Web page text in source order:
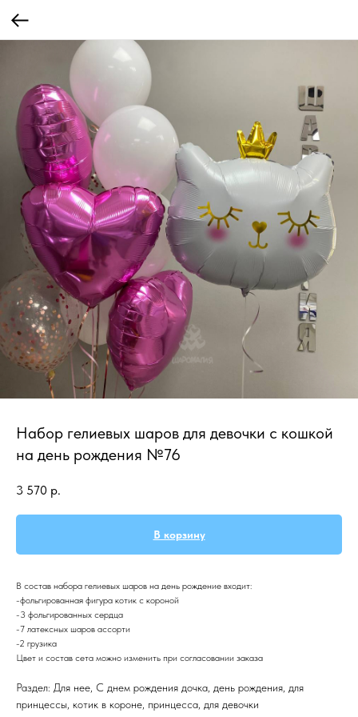
Набор гелиевых шаров для девочки с кошкой
на день рождения №76
3 570 р.
В корзину
В состав набора гелиевых шаров на день рождение входит:
-фольгированная фигура котик с короной
-3 фольгированных сердца
-7 латексных шаров ассорти
-2 грузика
Цвет и состав сета можно изменить при согласовании заказа
Раздел: Для нее, С днем рождения дочка, день рождения, для
принцессы, котик в короне, принцесса, для девочки